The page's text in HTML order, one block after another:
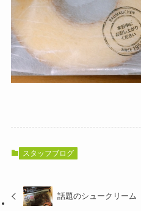
スタッフブログ
話題のシュークリーム